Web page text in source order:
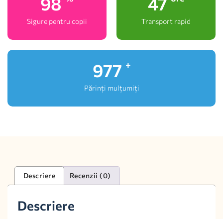
Sigure pentru copii Transport rapid
1,000
Părinți mulțumiți
Descriere Recenzii (0)
Descriere